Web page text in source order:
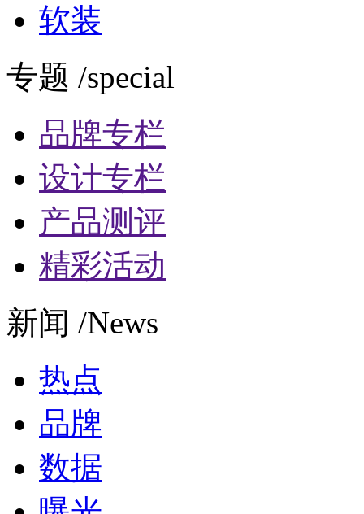
软装
专题 /special
品牌专栏
设计专栏
产品测评
精彩活动
新闻 /News
热点
品牌
数据